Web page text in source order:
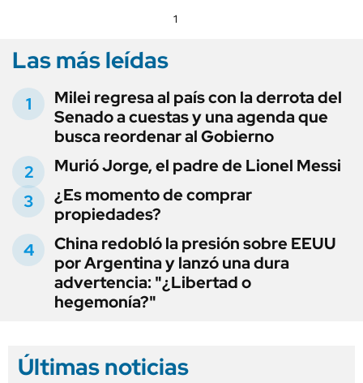
1
Las más leídas
Milei regresa al país con la derrota del
Senado a cuestas y una agenda que
busca reordenar al Gobierno
Murió Jorge, el padre de Lionel Messi
¿Es momento de comprar
propiedades?
China redobló la presión sobre EEUU
por Argentina y lanzó una dura
advertencia: "¿Libertad o
hegemonía?"
Últimas noticias